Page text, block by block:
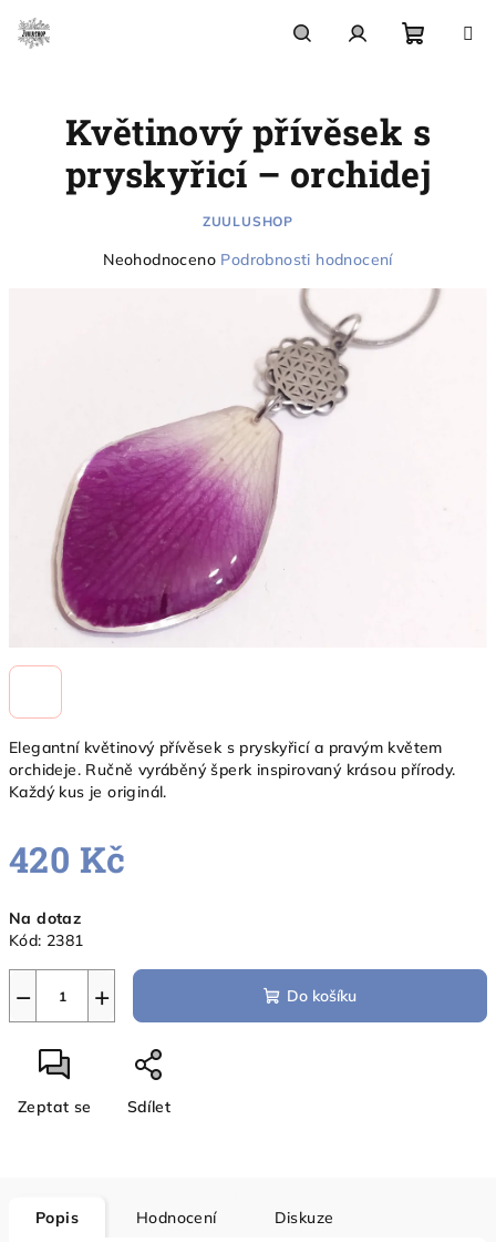
obsah
košík
Elegantní květinový přívěsek s pryskyřicí a pravým květem
orchideje. Ručně vyráběný šperk inspirovaný krásou přírody.
Každý kus je originál.
420 Kč
cena:
Na dotaz
Kód: 2381
+
− Do košíku
Zeptat se Sdílet
Květinový přívěsek s
pryskyřicí – orchidej
ZUULUSHOP
Průměrné
Neohodnoceno Podrobnosti hodnocení
Popis Hodnocení Diskuze